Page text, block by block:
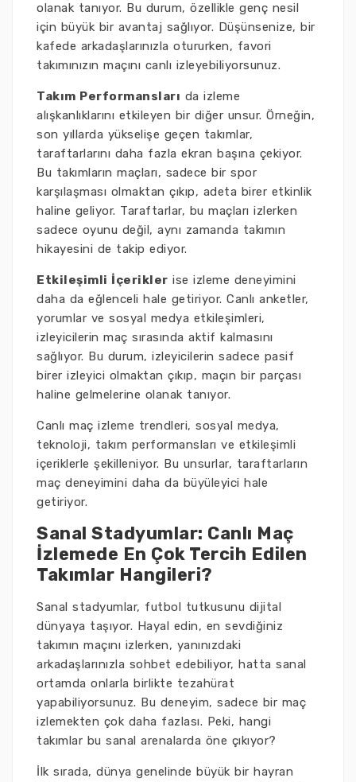
olanak tanıyor. Bu durum, özellikle genç nesil
için büyük bir avantaj sağlıyor. Düşünsenize, bir
kafede arkadaşlarınızla otururken, favori
takımınızın maçını canlı izleyebiliyorsunuz.
Takım Performansları da izleme
alışkanlıklarını etkileyen bir diğer unsur. Örneğin,
son yıllarda yükselişe geçen takımlar,
taraftarlarını daha fazla ekran başına çekiyor.
Bu takımların maçları, sadece bir spor
karşılaşması olmaktan çıkıp, adeta birer etkinlik
haline geliyor. Taraftarlar, bu maçları izlerken
sadece oyunu değil, aynı zamanda takımın
hikayesini de takip ediyor.
Etkileşimli İçerikler ise izleme deneyimini
daha da eğlenceli hale getiriyor. Canlı anketler,
yorumlar ve sosyal medya etkileşimleri,
izleyicilerin maç sırasında aktif kalmasını
sağlıyor. Bu durum, izleyicilerin sadece pasif
birer izleyici olmaktan çıkıp, maçın bir parçası
haline gelmelerine olanak tanıyor.
Canlı maç izleme trendleri, sosyal medya,
teknoloji, takım performansları ve etkileşimli
içeriklerle şekilleniyor. Bu unsurlar, taraftarların
maç deneyimini daha da büyüleyici hale
getiriyor.
Sanal Stadyumlar: Canlı Maç
İzlemede En Çok Tercih Edilen
Takımlar Hangileri?
Sanal stadyumlar, futbol tutkusunu dijital
dünyaya taşıyor. Hayal edin, en sevdiğiniz
takımın maçını izlerken, yanınızdaki
arkadaşlarınızla sohbet edebiliyor, hatta sanal
ortamda onlarla birlikte tezahürat
yapabiliyorsunuz. Bu deneyim, sadece bir maç
izlemekten çok daha fazlası. Peki, hangi
takımlar bu sanal arenalarda öne çıkıyor?
İlk sırada, dünya genelinde büyük bir hayran